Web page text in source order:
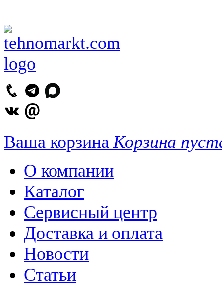
Ваша корзина Корзина
О компании
Каталог
Сервисный центр
Доставка и оплата
Новости
Статьи